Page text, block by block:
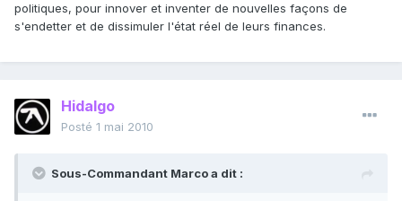
politiques, pour innover et inventer de nouvelles façons de
s'endetter et de dissimuler l'état réel de leurs finances.
Hidalgo
Posté 1 mai 2010
Sous-Commandant Marco a dit :